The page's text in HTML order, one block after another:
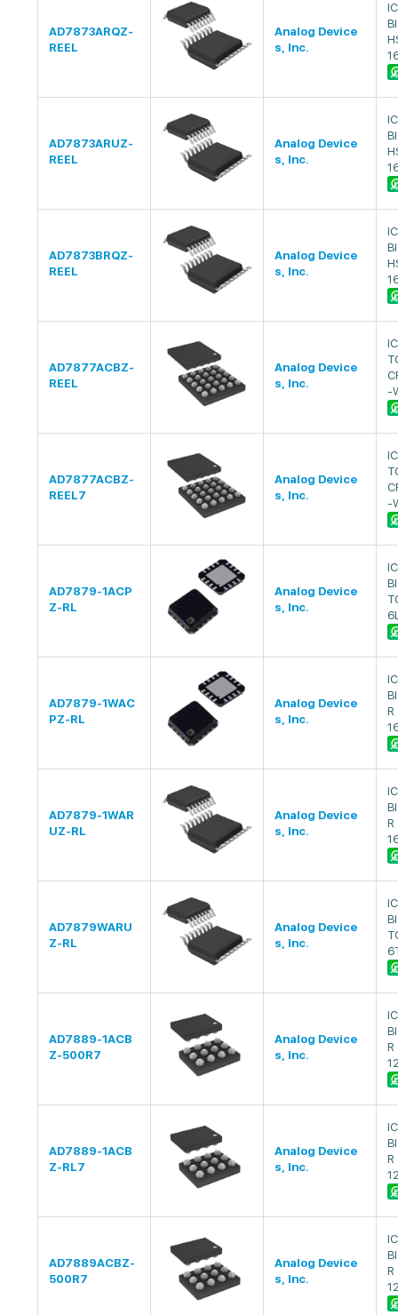
AD7873ARQZ-
REEL
Analog Device
s, Inc.
AD7873ARUZ-
REEL
Analog Device
s, Inc.
AD7873BRQZ-
REEL
Analog Device
s, Inc.
AD7877ACBZ-
REEL
Analog Device
s, Inc.
-
AD7877ACBZ-
REEL7
Analog Device
s, Inc.
-
AD7879-1ACP
Z-RL
Analog Device
s, Inc.
AD7879-1WAC
PZ-RL
Analog Device
s, Inc.
R
AD7879-1WAR
UZ-RL
Analog Device
s, Inc.
R
AD7879WARU
Z-RL
Analog Device
s, Inc.
AD7889-1ACB
Z-500R7
Analog Device
s, Inc.
R
AD7889-1ACB
Z-RL7
Analog Device
s, Inc.
R
AD7889ACBZ-
500R7
Analog Device
s, Inc.
R